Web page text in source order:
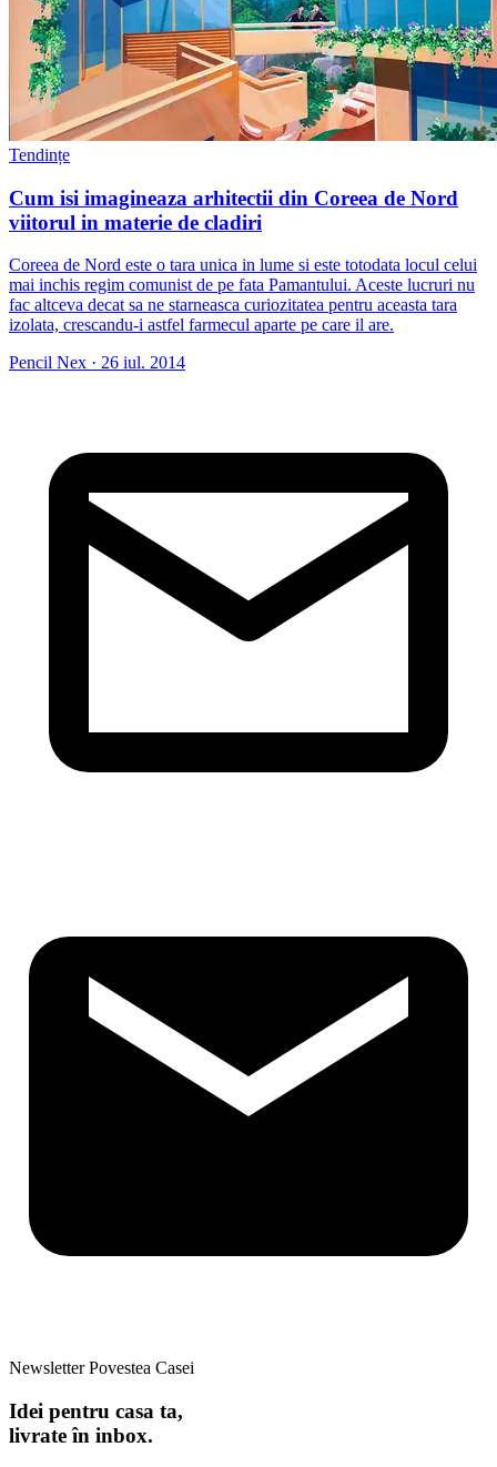
Tendințe
Cum isi imagineaza arhitectii din Coreea de Nord
viitorul in materie de cladiri
Coreea de Nord este o tara unica in lume si este totodata locul celui
mai inchis regim comunist de pe fata Pamantului. Aceste lucruri nu
fac altceva decat sa ne starneasca curiozitatea pentru aceasta tara
izolata, crescandu-i astfel farmecul aparte pe care il are.
Pencil Nex · 26 iul. 2014
Newsletter Povestea Casei
Idei pentru casa ta,
livrate în inbox.